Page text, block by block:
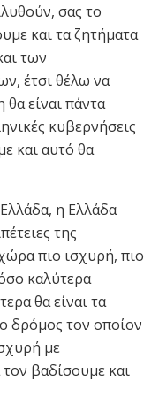
σας το
και τα ζητήματα
των
έτσι θέλω να
είναι πάντα
κυβερνήσεις
και αυτό θα
η Ελλάδα
της
πιο ισχυρή, πιο
καλύτερα
θα είναι τα
δρόμος τον οποίον
με
βαδίσουμε και